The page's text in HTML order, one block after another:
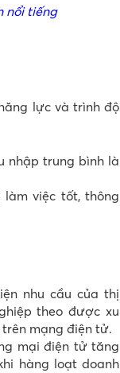
nổi tiếng
lực và trình độ
nhập trung bình là
làm việc tốt, thông
nhu cầu của thị
theo được xu
mạng điện tử.
mại điện tử tăng
hàng loạt doanh